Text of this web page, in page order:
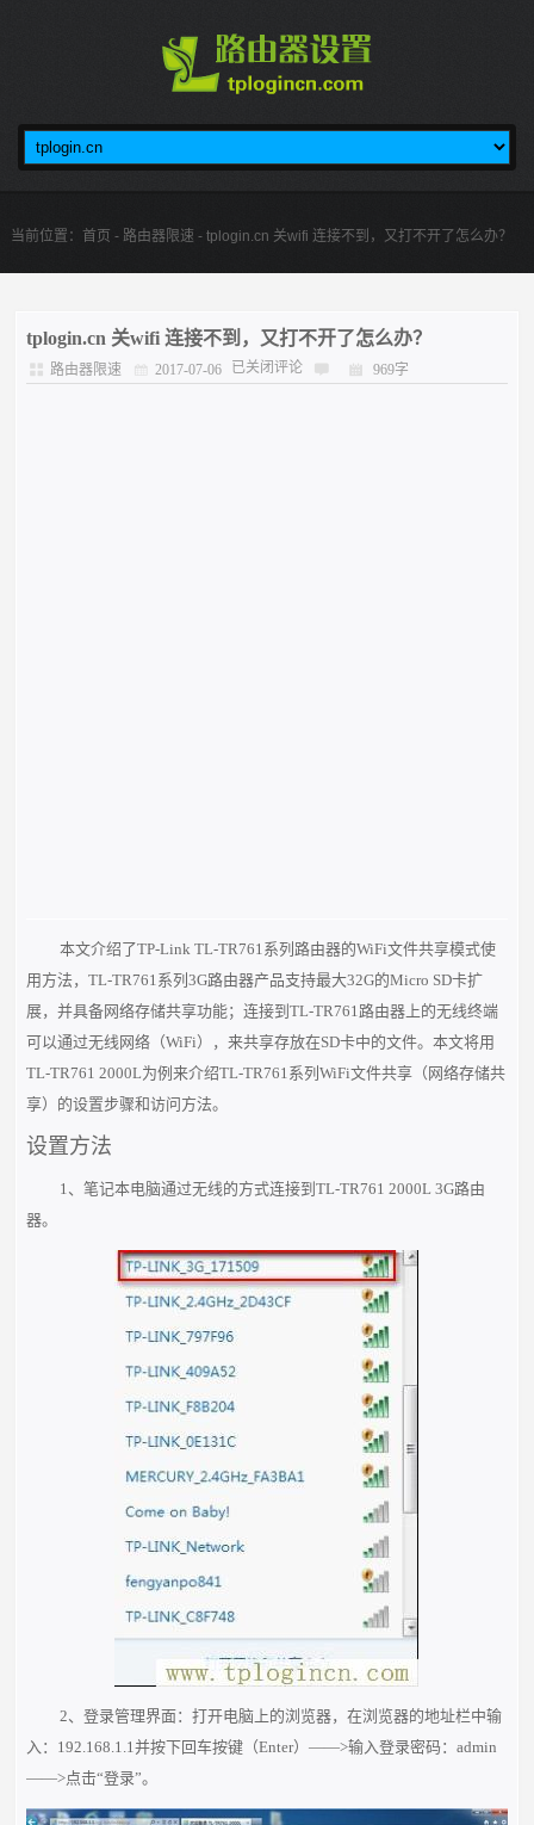
当前位置： 首页 - 路由器限速 - tplogin.cn 关wifi 连接不到，又打不开了怎么办？
tplogin.cn 关wifi 连接不到，又打不开了怎么办？
路由器限速 2017-07-06 已关闭评论 969字
本文介绍了TP-Link TL-TR761系列路由器的WiFi文件共享模式使
用方法，TL-TR761系列3G路由器产品支持最大32G的Micro SD卡扩
展，并具备网络存储共享功能；连接到TL-TR761路由器上的无线终端
可以通过无线网络（WiFi），来共享存放在SD卡中的文件。本文将用
TL-TR7612000L为例来介绍TL-TR761系列WiFi文件共享（网络存储共
享）的设置步骤和访问方法。
设置方法
1、笔记本电脑通过无线的方式连接到TL-TR761 2000L 3G路由
器。
2、登录管理界面：打开电脑上的浏览器，在浏览器的地址栏中输
入：192.168.1.1并按下回车按键（Enter）——>输入登录密码：admin
——>点击“登录”。